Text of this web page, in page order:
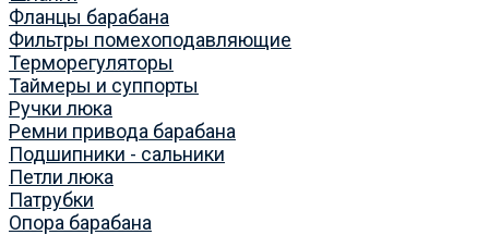
Фланцы барабана
Фильтры помехоподавляющие
Терморегуляторы
Таймеры и суппорты
Ручки люка
Ремни привода барабана
Подшипники - сальники
Петли люка
Патрубки
Опора барабана